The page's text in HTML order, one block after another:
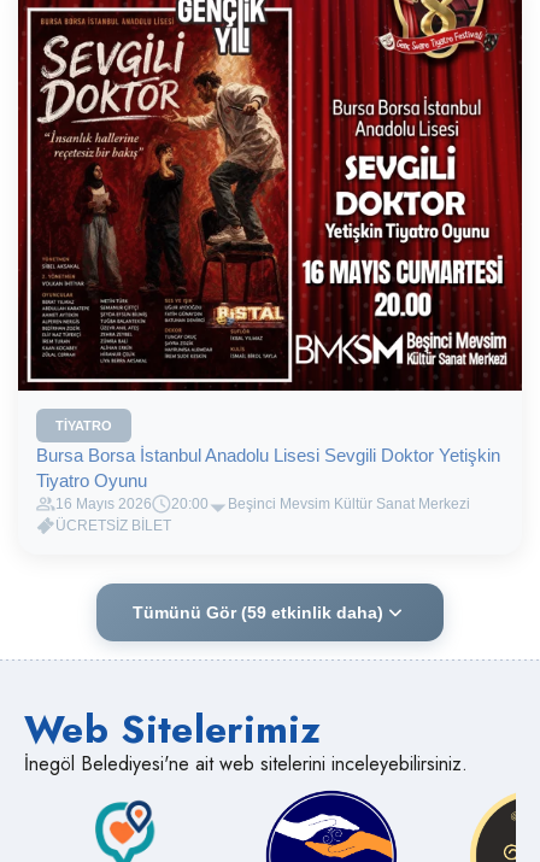
TIYATRO
Bursa Borsa İstanbul Anadolu Lisesi Sevgili Doktor Yetişkin
Tiyatro Oyunu
16 Mayıs 2026 20:00
Beşinci Mevsim Kültür Sanat Merkezi
ÜCRETSİZ BİLET
Tümünü Gör (59 etkinlik daha)
Web Sitelerimiz
İnegöl Belediyesi'ne ait web sitelerini inceleyebilirsiniz.